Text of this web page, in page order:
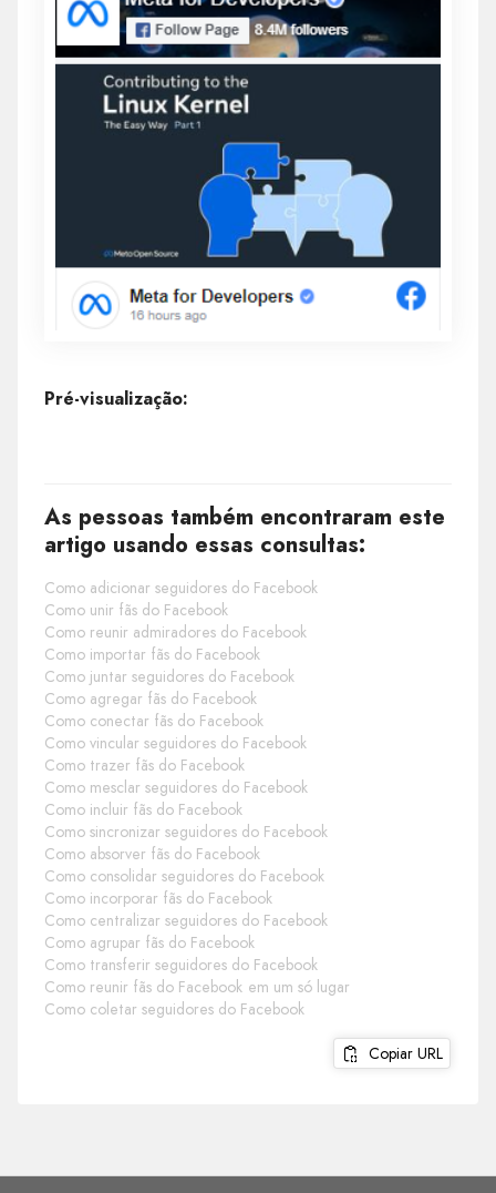
Pré-visualização:
As pessoas também encontraram este
artigo usando essas consultas:
Como adicionar seguidores do Facebook
Como unir fãs do Facebook
Como reunir admiradores do Facebook
Como importar fãs do Facebook
Como juntar seguidores do Facebook
Como agregar fãs do Facebook
Como conectar fãs do Facebook
Como vincular seguidores do Facebook
Como trazer fãs do Facebook
Como mesclar seguidores do Facebook
Como incluir fãs do Facebook
Como sincronizar seguidores do Facebook
Como absorver fãs do Facebook
Como consolidar seguidores do Facebook
Como incorporar fãs do Facebook
Como centralizar seguidores do Facebook
Como agrupar fãs do Facebook
Como transferir seguidores do Facebook
Como reunir fãs do Facebook em um só lugar
Como coletar seguidores do Facebook
Copiar URL